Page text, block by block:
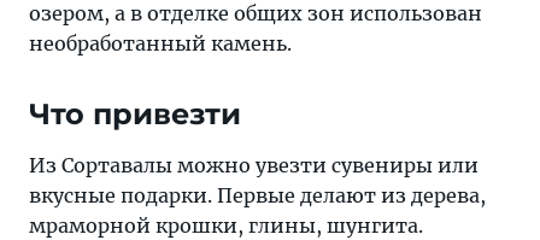
озером, а в отделке общих зон использован
необработанный камень.
Что привезти
Из Сортавалы можно увезти сувениры или
вкусные подарки. Первые делают из дерева,
мраморной крошки, глины, шунгита.